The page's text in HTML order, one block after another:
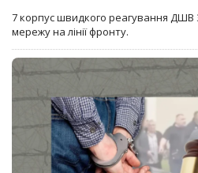
7 корпус швидкого реагування ДШВ
мережу на лінії фронту.